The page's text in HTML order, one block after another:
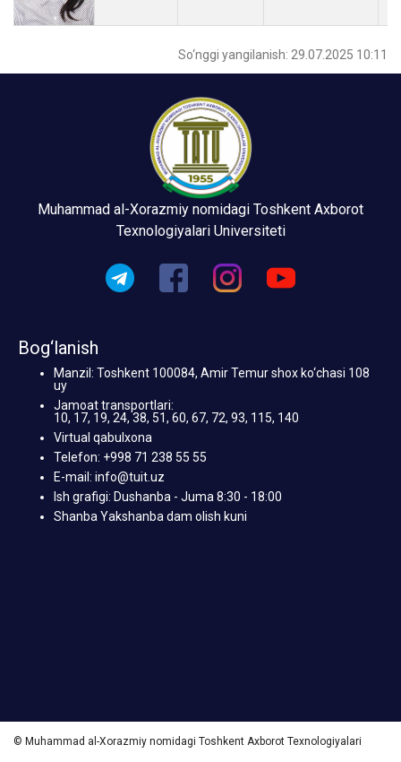
So‘nggi yangilanish: 29.07.2025 10:11
Muhammad al-Xorazmiy nomidagi Toshkent Axborot
Texnologiyalari Universiteti
Bog‘lanish
Manzil: Toshkent 100084, Amir Temur shox ko‘chasi 108
uy
Jamoat transportlari:
10, 17, 19, 24, 38, 51, 60, 67, 72, 93, 115, 140
Virtual qabulxona
Telefon: +998 71 238 55 55
E-mail: info@tuit.uz
Ish grafigi: Dushanba - Juma 8:30 - 18:00
Shanba Yakshanba dam olish kuni
© Muhammad al-Xorazmiy nomidagi Toshkent Axborot Texnologiyalari